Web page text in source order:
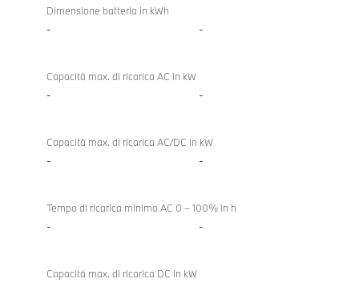
Volt,
ricarica
Dimensione batteria in kWh
- -
Capacità max. di ricarica AC in kW
- -
Capacità max. di ricarica AC/DC in kW
- -
Tempo di ricarica minimo AC 0 – 100% in h
- -
Capacità max. di ricarica DC in kW